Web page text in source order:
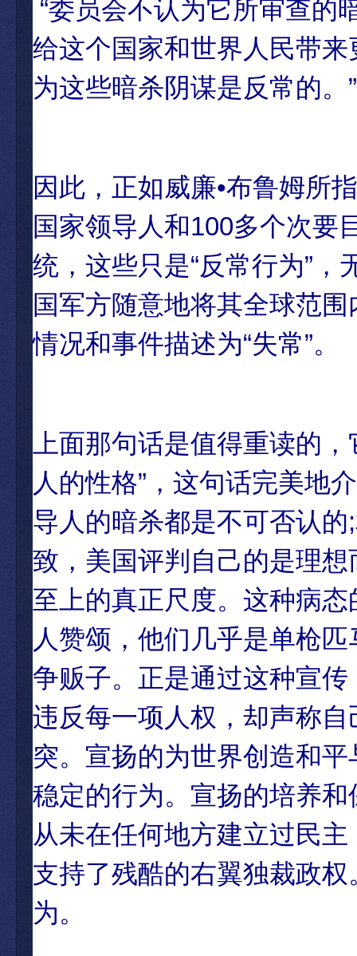
“委员会不认为它所审查的
给这个国家和世界人民带
为这些暗杀阴谋是反常的。”
因此，正如威廉•布鲁姆所
国家领导人和100多个次要
统，这些只是“反常行为”，
国军方随意地将其全球范
情况和事件描述为“失常”。
上面那句话是值得重读的
人的性格”，这句话完美地
导人的暗杀都是不可否认
致，美国评判自己的是理
至上的真正尺度。这种病
人赞颂，他们几乎是单枪
争贩子。正是通过这种宣
违反每一项人权，却声称
突。宣扬的为世界创造和
稳定的行为。宣扬的培养
从未在任何地方建立过民
支持了残酷的右翼独裁政
为。